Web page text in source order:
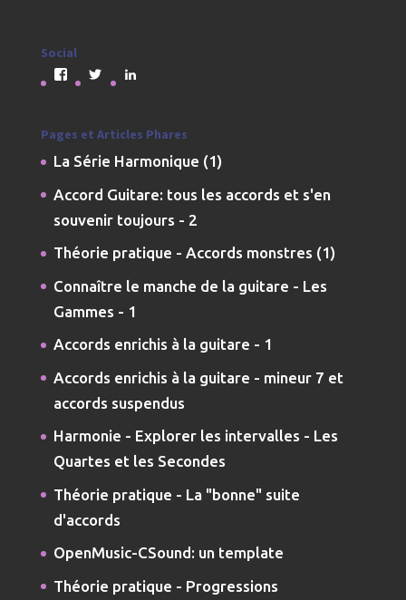
Social
Voir
le
jmdarremont
Facebook
Voir
le
JMDarremont
Twitter
jmdarremont
LinkedIn
Pages et Articles Phares
La Série Harmonique (1)
Accord Guitare: tous les accords et s'en
souvenir toujours - 2
Théorie pratique - Accords monstres (1)
Connaître le manche de la guitare - Les
Gammes - 1
Accords enrichis à la guitare - 1
Accords enrichis à la guitare - mineur 7 et
accords suspendus
Harmonie - Explorer les intervalles - Les
Quartes et les Secondes
Théorie pratique - La "bonne" suite
d'accords
OpenMusic-CSound: un template
Théorie pratique - Progressions